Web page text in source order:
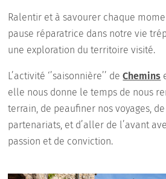
Ralentir et à savourer chaque
pause réparatrice dans notre vie
une exploration du territoire visité.
L’activité ‘’saisonnière’’ de Chemins
elle nous donne le temps de nous
terrain, de peaufiner nos voyages,
partenariats, et d’aller de l’avant
passion et de conviction.